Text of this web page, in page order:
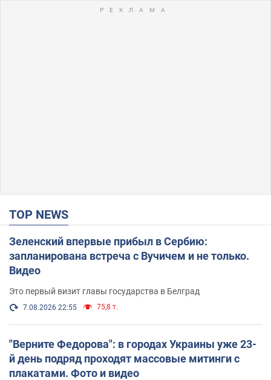
TOP NEWS
Зеленский впервые прибыл в Сербию:
запланирована встреча с Вучичем и не только.
Видео
Это первый визит главы государства в Белград
7.08.2026 22:55 75,8 т.
"Верните Федорова": в городах Украины уже 23-
й день подряд проходят массовые митинги с
плакатами. Фото и видео